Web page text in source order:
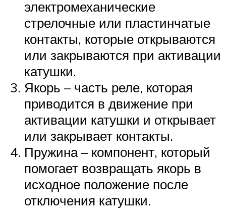
электромеханические
стрелочные или пластинчатые
контакты, которые открываются
или закрываются при активации
катушки.
Якорь – часть реле, которая
приводится в движение при
активации катушки и открывает
или закрывает контакты.
Пружина – компонент, который
помогает возвращать якорь в
исходное положение после
отключения катушки.